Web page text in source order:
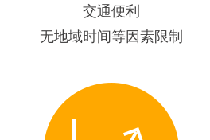
交通便利
无地域时间等因素限制